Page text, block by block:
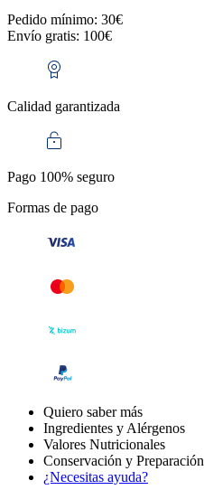
Pedido mínimo: 30€
Envío gratis: 100€
Calidad garantizada
Pago 100% seguro
Formas de pago
Quiero saber más
Ingredientes y Alérgenos
Valores Nutricionales
Conservación y Preparación
¿Necesitas ayuda?